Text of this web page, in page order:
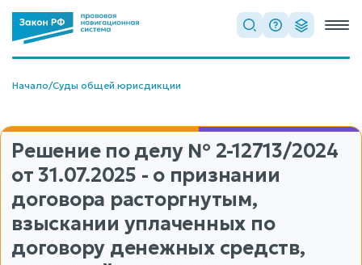
Начало/Суды общей юрисдикции
Решение по делу № 2-12713/2024
от 31.07.2025 - о признании
договора расторгнутым,
взыскании уплаченных по
договору денежных средств,